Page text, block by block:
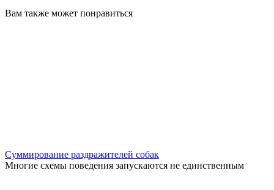
Вам также может понравиться
Суммирование раздражителей собак
Многие схемы поведения запускаются не единственным